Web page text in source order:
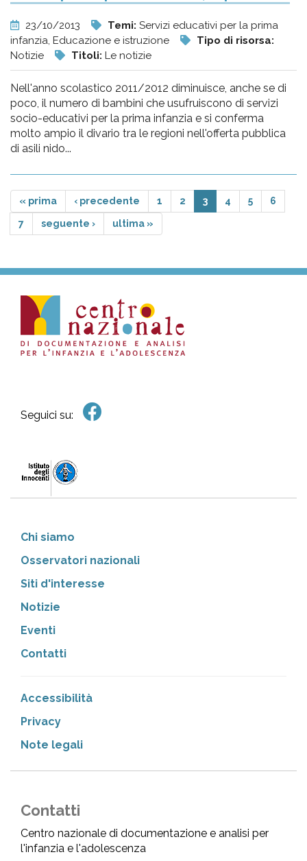
23/10/2013 Temi: Servizi educativi per la prima
infanzia, Educazione e istruzione
Tipo di risorsa:
Notizie
Titoli: Le notizie
Nell'anno scolastico 2011/2012 diminuisce, anche se di
poco, il numero di bambini che usufruiscono di servizi
socio-educativi per la prima infanzia e si conferma
molto ampio il divario tra le regioni nell'offerta pubblica
di asili nido...
« prima ‹ precedente 1 2 3 4 5 6
7 seguente › ultima »
Seguici su:
Chi siamo
Osservatori nazionali
Siti d'interesse
Notizie
Eventi
Contatti
Accessibilità
Privacy
Note legali
Contatti
Centro nazionale di documentazione e analisi per
l'infanzia e l'adolescenza